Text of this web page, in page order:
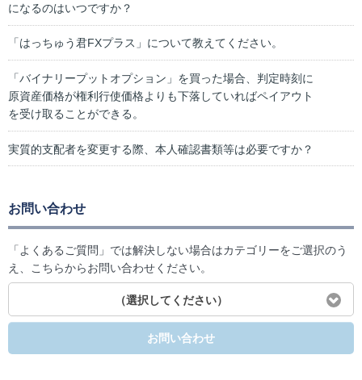
になるのはいつですか？
「はっちゅう君FXプラス」について教えてください。
「バイナリープットオプション」を買った場合、判定時刻に
原資産価格が権利行使価格よりも下落していればペイアウト
を受け取ることができる。
実質的支配者を変更する際、本人確認書類等は必要ですか？
お問い合わせ
「よくあるご質問」では解決しない場合はカテゴリーをご選択のう
え、こちらからお問い合わせください。
（選択してください）
お問い合わせ